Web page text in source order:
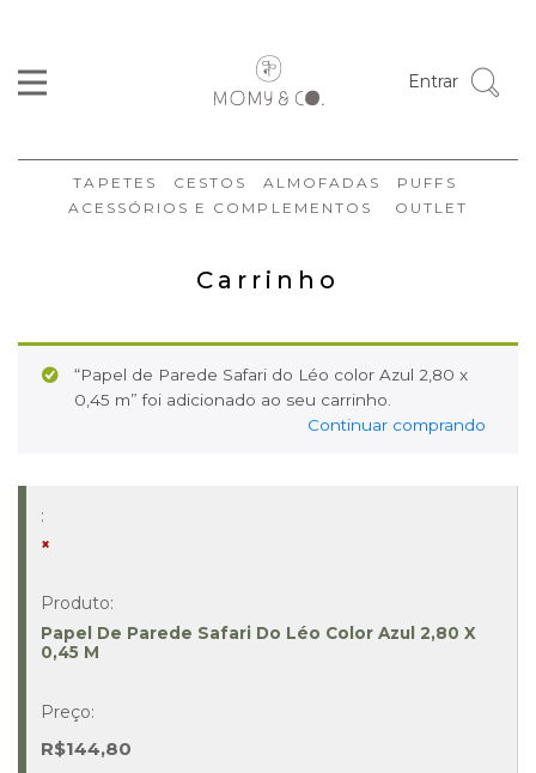
Entrar
TAPETES CESTOS ALMOFADAS
PUFFS
ACESSÓRIOS E COMPLEMENTOS
OUTLET
Carrinho
“Papel de Parede Safari do Léo color Azul 2,80 x
0,45 m” foi adicionado ao seu carrinho.
Continuar comprando
×
Papel De Parede Safari Do Léo Color Azul 2,80 X
0,45 M
R$144,80